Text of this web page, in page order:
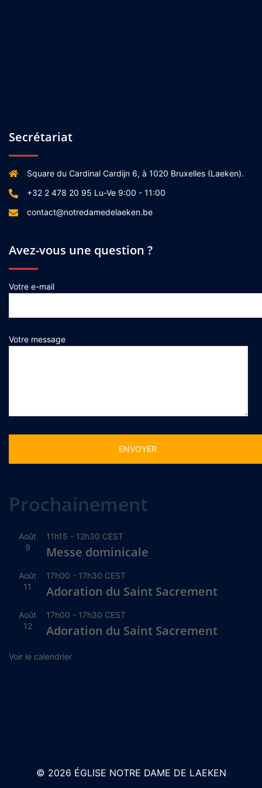
Secrétariat
Square du Cardinal Cardijn 6, à 1020 Bruxelles (Laeken).
+32 2 478 20 95 Lu-Ve 9:00 - 11:00
contact@notredamedelaeken.be
Avez-vous une question ?
Votre e-mail
Votre message
Prochainement
Août
9
11h15 - 12h30 CEST
Messe dominicale
Août
11
17h00 - 17h30 CEST
Adoration du Saint Sacrement
Août
12
17h00 - 17h30 CEST
Adoration du Saint Sacrement
Voir le calendrier
© 2026 ÉGLISE NOTRE DAME DE LAEKEN